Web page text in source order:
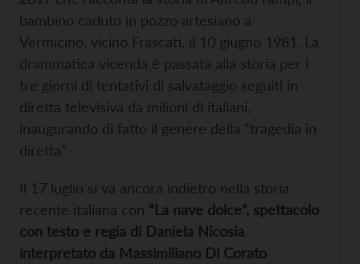
bambino caduto in pozzo artesiano a
Vermicino, vicino Frascati, il 10 giugno 1981. La
drammatica vicenda è passata alla storia per i
tre giorni di tentativi di salvataggio seguiti in
diretta televisiva da milioni di italiani,
inaugurando di fatto il genere della “tragedia in
diretta”.
Il 17 luglio si va ancora indietro nella storia
recente italiana con “La nave dolce”, spettacolo
con testo e regia di Daniela Nicosia
interpretato da Massimiliano Di Corato